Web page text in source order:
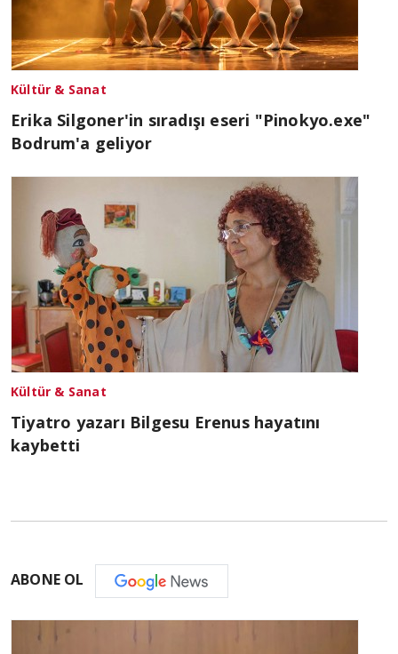
Kültür & Sanat
Erika Silgoner'in sıradışı eseri "Pinokyo.exe"
Bodrum'a geliyor
Kültür & Sanat
Tiyatro yazarı Bilgesu Erenus hayatını
kaybetti
ABONE OL